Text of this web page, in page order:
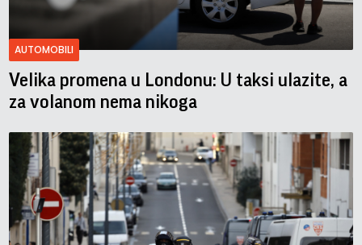
AUTOMOBILI
Velika promena u Londonu: U taksi ulazite, a
za volanom nema nikoga